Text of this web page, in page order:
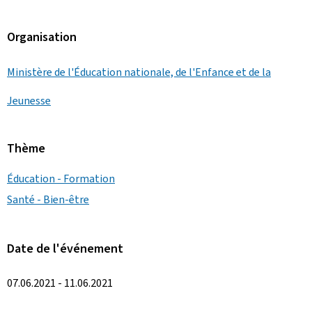
Organisation
Ministère de l'Éducation nationale, de l'Enfance et de la
Jeunesse
Thème
Éducation - Formation
Santé - Bien-être
Date de l'événement
07.06.2021 - 11.06.2021